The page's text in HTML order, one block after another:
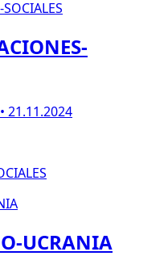
21.11.2024
UCRANIA